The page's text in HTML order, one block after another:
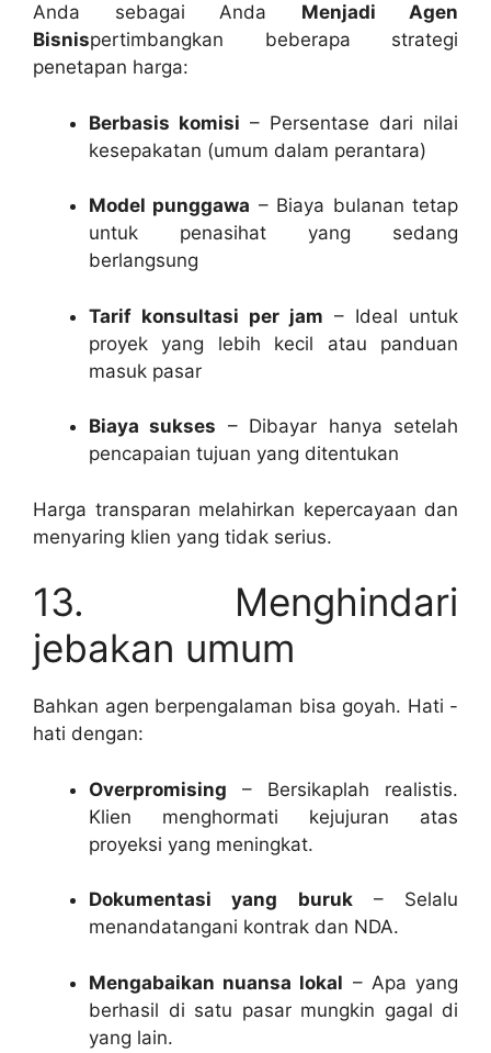
Anda sebagai Anda Menjadi Agen
Bisnispertimbangkan beberapa strategi
penetapan harga:
Berbasis komisi – Persentase dari nilai
kesepakatan (umum dalam perantara)
Model punggawa – Biaya bulanan tetap
untuk penasihat yang sedang
berlangsung
Tarif konsultasi per jam – Ideal untuk
proyek yang lebih kecil atau panduan
masuk pasar
Biaya sukses – Dibayar hanya setelah
pencapaian tujuan yang ditentukan
Harga transparan melahirkan kepercayaan dan
menyaring klien yang tidak serius.
13. Menghindari
jebakan umum
Bahkan agen berpengalaman bisa goyah. Hati -
hati dengan:
Overpromising – Bersikaplah realistis.
Klien menghormati kejujuran atas
proyeksi yang meningkat.
Dokumentasi yang buruk– Selalu
menandatangani kontrak dan NDA.
Mengabaikan nuansa lokal – Apa yang
berhasil di satu pasar mungkin gagal di
yang lain.